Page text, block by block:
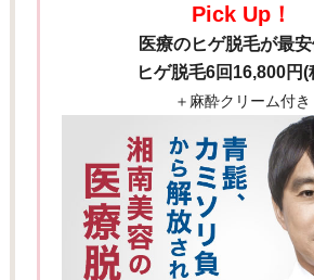
Pick Up！
医療のヒゲ脱毛が最
ヒゲ脱毛6回16,800円(
＋麻酔クリーム付き